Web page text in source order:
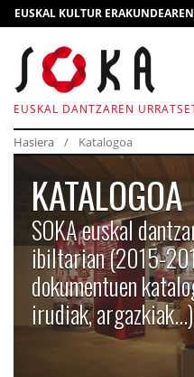
EUSKAL KULTUR
EUSKAL DANTZAREN
Hasiera Katalogoa
KATALOGOA
SOKA euskal
ibiltarian (2015-
dokumentuen
irudiak,